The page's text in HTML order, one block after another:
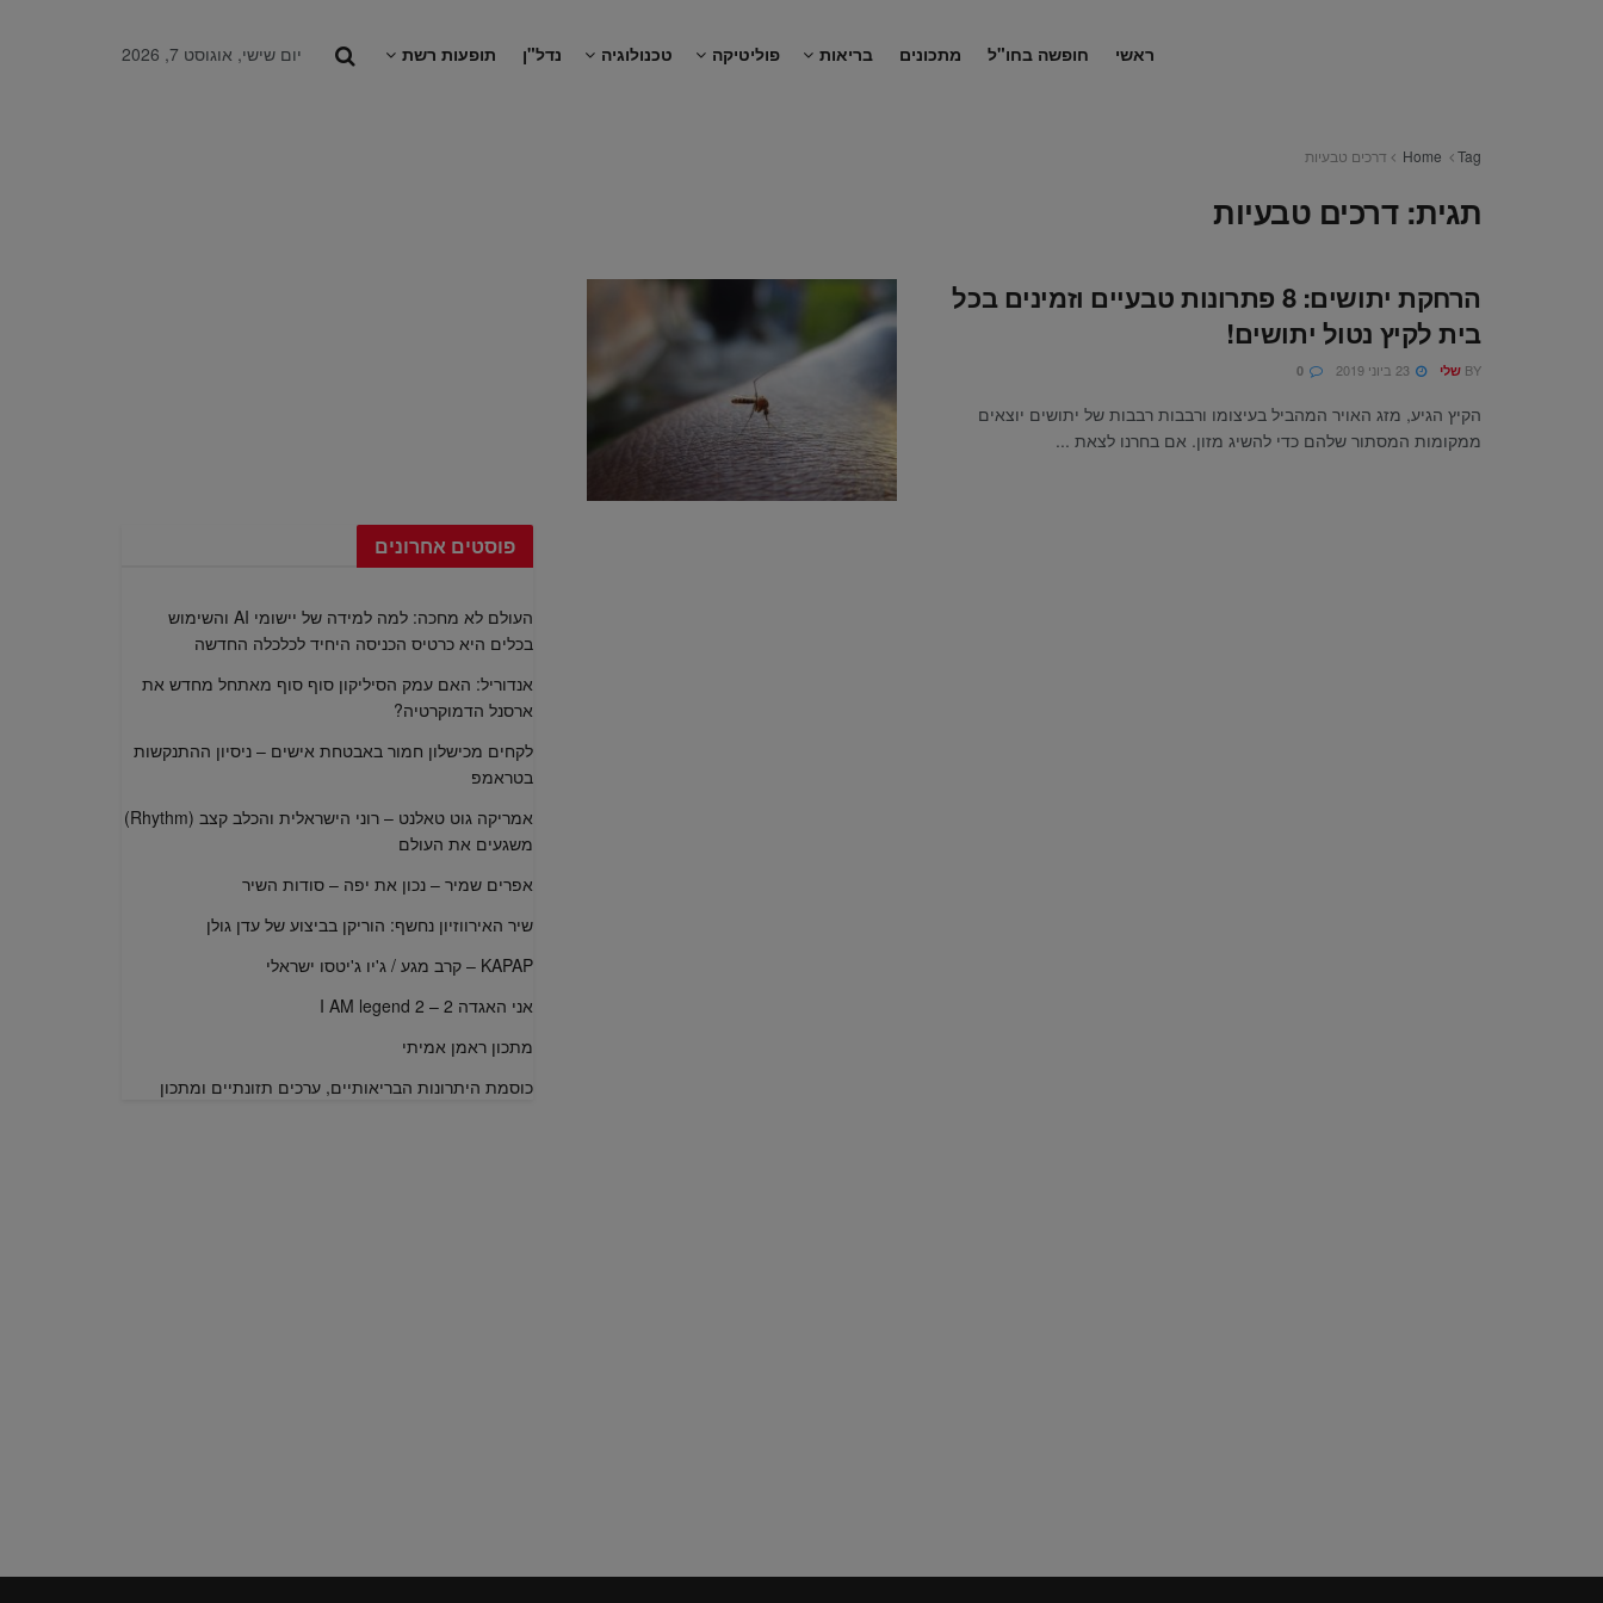
ראשי חופשה בחו"ל מתכונים בריאות פוליטיקה טכנולוגיה נדל"ן תופעות רשת יום שישי, אוגוסט 7, 2026
Home Tag דרכים טבעיות
תגית:דרכים טבעיות
הרחקת יתושים: 8 פתרונות טבעיים וזמינים בכל
בית לקיץ נטול יתושים!
BY שלי
הקיץ הגיע, מזג האויר המהביל בעיצומו ורבבות רבבות של יתושים יוצאים
ממקומות המסתור שלהם כדי להשיג מזון. אם בחרנו לצאת ...
פוסטים אחרונים
העולם לא מחכה: למה למידה של יישומי AI והשימוש
בכלים היא כרטיס הכניסה היחיד לכלכלה החדשה
אנדוריל: האם עמק הסיליקון סוף סוף מאתחל מחדש את
ארסנל הדמוקרטיה?
לקחים מכישלון חמור באבטחת אישים – ניסיון ההתנקשות
בטראמפ
אמריקה גוט טאלנט – רוני הישראלית והכלב קצב (Rhythm)
משגעים את העולם
אפרים שמיר – נכון את יפה – סודות השיר
שיר האירווזיון נחשף: הוריקן בביצוע של עדן גולן
KAPAP – קרב מגע / ג'יו ג'יטסו ישראלי
אני האגדה 2 – I AM legend 2
מתכון ראמן אמיתי
כוסמת היתרונות הבריאותיים, ערכים תזונתיים ומתכון